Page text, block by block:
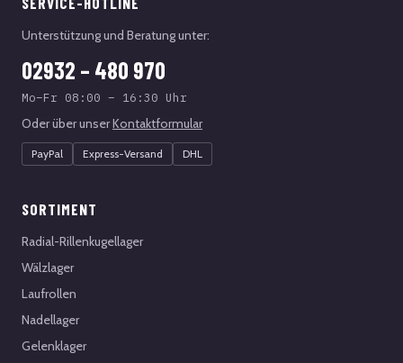
Unterstützung und Beratung unter:
02932 – 480 970
Mo–Fr 08:00 – 16:30 Uhr
Oder über unserKontaktformular
PayPal Express-Versand DHL
SORTIMENT
Radial-Rillenkugellager
Wälzlager
Laufrollen
Nadellager
Gelenklager